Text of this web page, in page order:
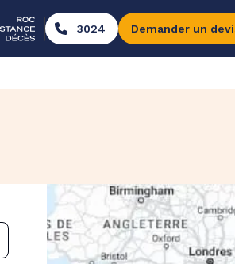
3024 Demander un